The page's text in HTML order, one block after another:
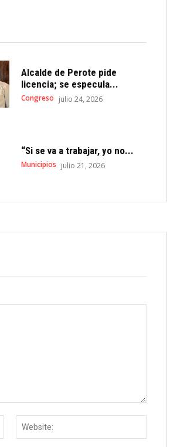
Alcalde de Perote pide
licencia; se especula...
Congreso julio 24, 2026
“Si se va a trabajar, yo no...
Municipios julio 21, 2026